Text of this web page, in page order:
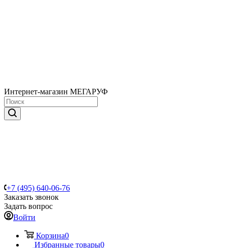
Интернет-магазин МЕГАРУФ
+7 (495) 640-06-76
Заказать звонок
Задать вопрос
Войти
Корзина0
Избранные товары0